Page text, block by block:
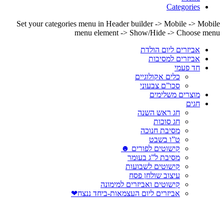
Categories
Set your categories menu in Header builder -> Mobile -> Mobile
menu element -> Show/Hide -> Choose menu
אביזרים ליום הולדת
אביזרים למסיבות
חד פעמי
כלים אקולוגיים
סכו”ם צבעוני
מוצרים משלימים
חגים
חג ראש השנה
חג סוכות
מסיבת חנוכה
ט”ו בשבט
קישוטים לפורים ☻
מסיבת ל”ג בעומר
קישוטים לשבועות
עיצוב שולחן פסח
קישוטים ואביזרים למימונה
אביזרים ליום העצמאות-ביחד ננצח❤